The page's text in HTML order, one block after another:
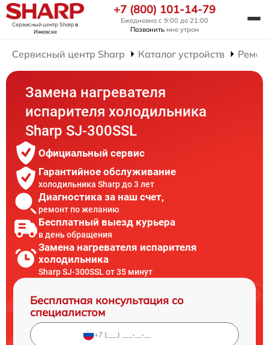
Сервисный центр Sharpв
Ижевске
+7 (800) 101-14-79
Ежедневно с 9:00 до 21:00
Позвонить мне утром
Сервисный центр Sharp Каталог устройств
Замена нагревателя
испарителя холодильника
Sharp SJ-300SSL
Официальный сервис
Гарантийное обслуживание
холодильника Sharp до 3 лет
Диагностика за наш счет,
ремонт по желанию
Бесплатный выезд курьера
в день обращения
Замена нагревателя испарителя
холодильника
Sharp SJ-300SSL от 35 минут
Бесплатная консультация со
специалистом